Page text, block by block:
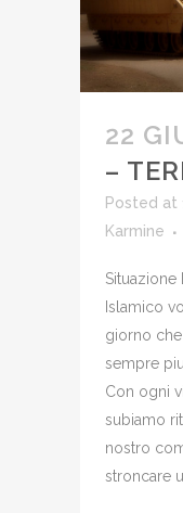
22
–
Posted at
Karmine
Situazione
Islamico
giorno
sempre
Con ogni
subiamo
nostro
stroncare